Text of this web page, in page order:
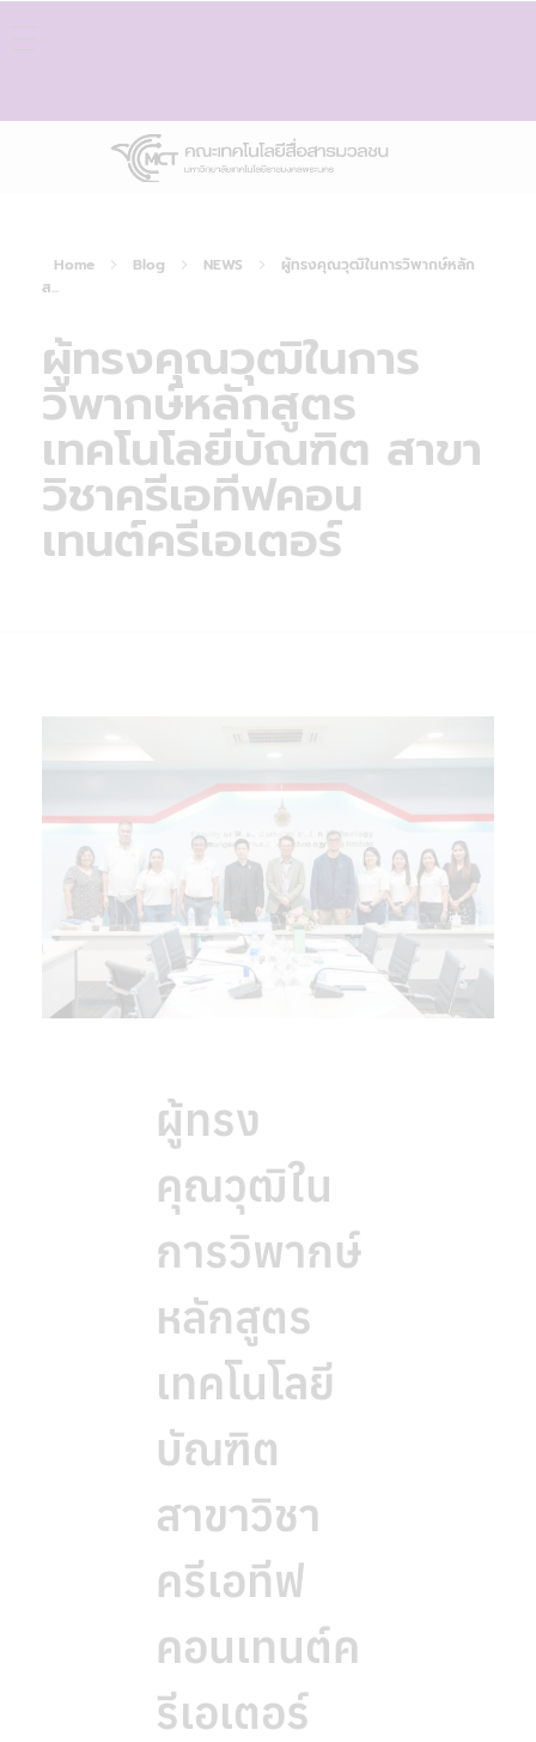
Home Blog NEWS
ผู้ทรงคุณวุฒิในการวิพากษ์หลัก
ส...
ผู้ทรงคุณวุฒิในการ
วิพากษ์หลักสูตร
เทคโนโลยีบัณฑิต สาขา
วิชาครีเอทีฟคอน
เทนต์ครีเอเตอร์
ผู้ทรง
คุณวุฒิใน
การวิพากษ์
หลักสูตร
เทคโนโลยี
บัณฑิต
สาขาวิชา
ครีเอทีฟ
คอนเทนต์ค
รีเอเตอร์